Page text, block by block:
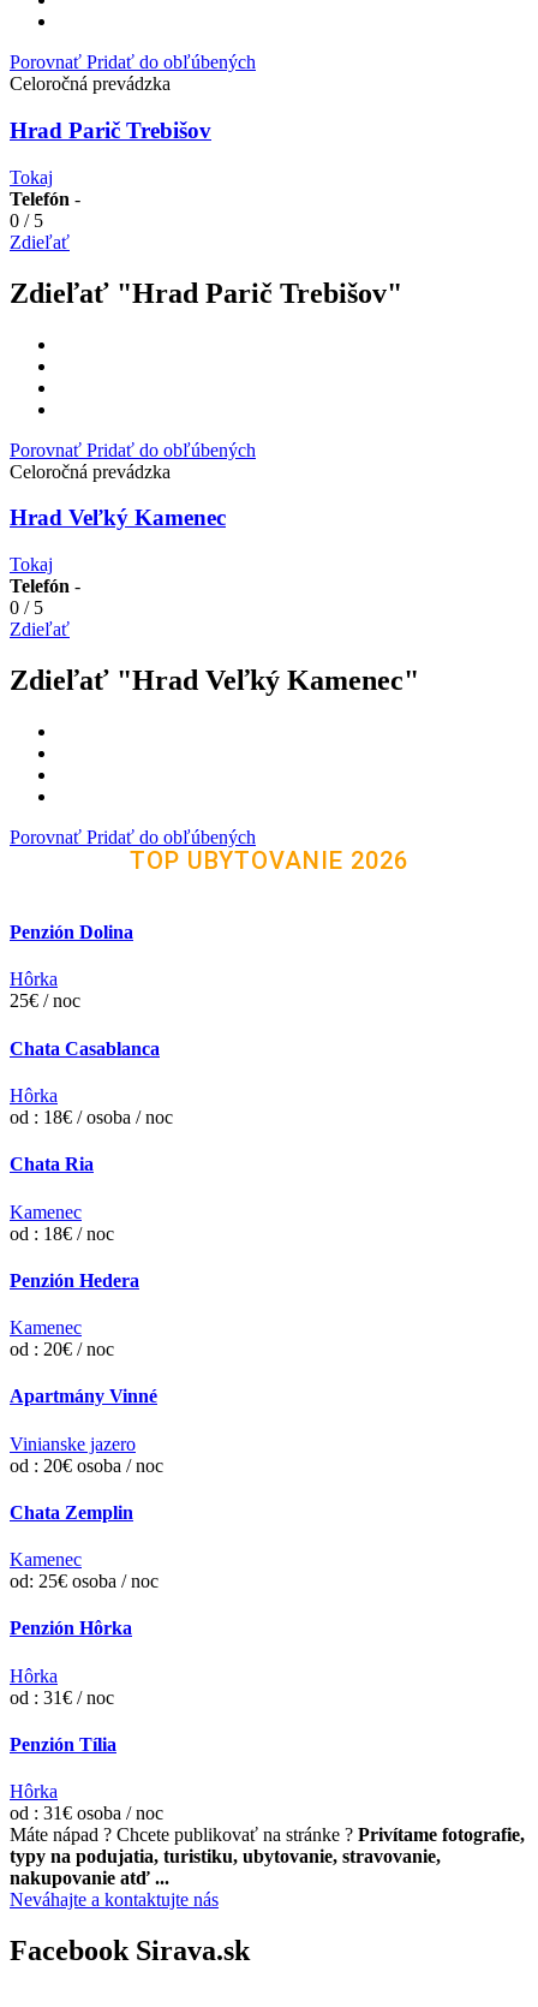
Porovnať Pridať do obľúbených
Celoročná prevádzka
Hrad Parič Trebišov
Tokaj
Telefón -
0 /5
Zdieľať
Zdieľať "Hrad Parič Trebišov"
Porovnať Pridať do obľúbených
Celoročná prevádzka
Hrad Veľký Kamenec
Tokaj
Telefón -
0 /5
Zdieľať
Zdieľať "Hrad Veľký Kamenec"
Porovnať Pridať do obľúbených
TOP UBYTOVANIE 2026
Penzión Dolina
Hôrka
25€ / noc
Chata Casablanca
Hôrka
od : 18€ / osoba / noc
Chata Ria
Kamenec
od : 18€ / noc
Penzión Hedera
Kamenec
od : 20€ / noc
Apartmány Vinné
Vinianske jazero
od : 20€ osoba / noc
Chata Zemplin
Kamenec
od: 25€ osoba / noc
Penzión Hôrka
Hôrka
od : 31€ / noc
Penzión Tília
Hôrka
od : 31€ osoba / noc
Máte nápad ? Chcete publikovať na stránke ? Privítame fotografie,
typy na podujatia, turistiku, ubytovanie, stravovanie,
nakupovanie atď ...
Neváhajte a kontaktujte nás
Facebook Sirava.sk